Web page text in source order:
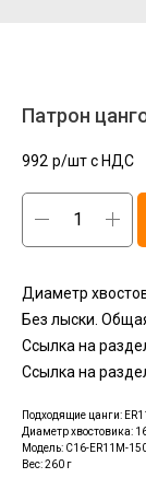
Патрон
992 р/шт c НДС
Диаметр
Без лыски.
Ссылка на
Ссылка на
Подходящие цанги:
Диаметр хвостовика:
Модель: C16-ER11M-
Вес: 260 г